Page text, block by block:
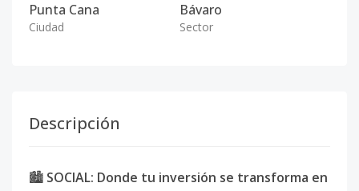
Punta Cana
Ciudad
Bávaro
Sector
Descripción
🏙️ SOCIAL: Donde tu inversión se transforma en